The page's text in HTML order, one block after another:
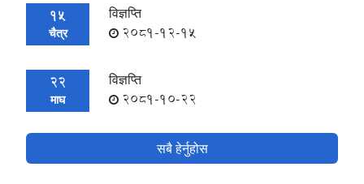
15
चैत्र
विज्ञप्ति
2081-12-15
22
माघ
विज्ञप्ति
2081-10-22
सबै हेर्नुहोस